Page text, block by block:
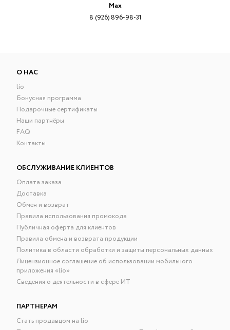
Max
8 (926) 896-98-31
О НАС
lio
Бонусная программа
Подарочные сертификаты
Наши партнёры
FAQ
Контакты
ОБСЛУЖИВАНИЕ КЛИЕНТОВ
Оплата заказа
Доставка
Обмен и возврат
Правила использования промокода
Публичная оферта для клиентов
Правила обмена и возврата продукции
Политика в области обработки и защиты персональных данных
Лицензионное соглашение об использовании мобильного
приложения «lío»
Сведения о деятельности в сфере ИТ
ПАРТНЕРАМ
Стать продавцом на lio